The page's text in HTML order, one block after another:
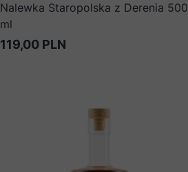
Nalewka Staropolska z Derenia 500
ml
119,00 PLN